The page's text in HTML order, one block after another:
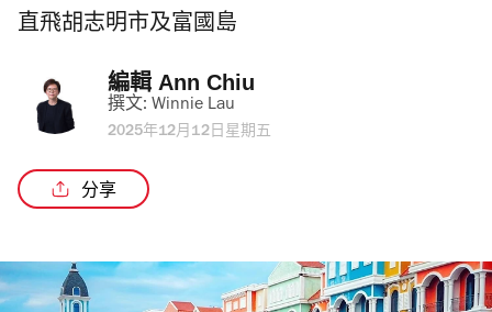
直飛胡志明市及富國島
編輯 Ann Chiu
撰文: Winnie Lau
2025年12月12日星期五
分享